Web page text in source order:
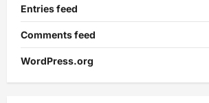
Entries feed
Comments feed
WordPress.org